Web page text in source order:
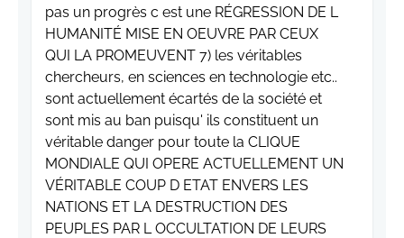
pas un progrès c est une RÉGRESSION DE L
HUMANITÉ MISE EN OEUVRE PAR CEUX
QUI LA PROMEUVENT 7) les véritables
chercheurs, en sciences en technologie etc..
sont actuellement écartés de la société et
sont mis au ban puisqu' ils constituent un
véritable danger pour toute la CLIQUE
MONDIALE QUI OPERE ACTUELLEMENT UN
VÉRITABLE COUP D ETAT ENVERS LES
NATIONS ET LA DESTRUCTION DES
PEUPLES PAR L OCCULTATION DE LEURS